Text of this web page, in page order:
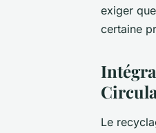
exiger
certaine
Le